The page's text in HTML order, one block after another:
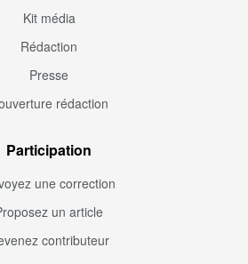
Kit média
Rédaction
Presse
rédaction
Participation
une correction
un article
contributeur